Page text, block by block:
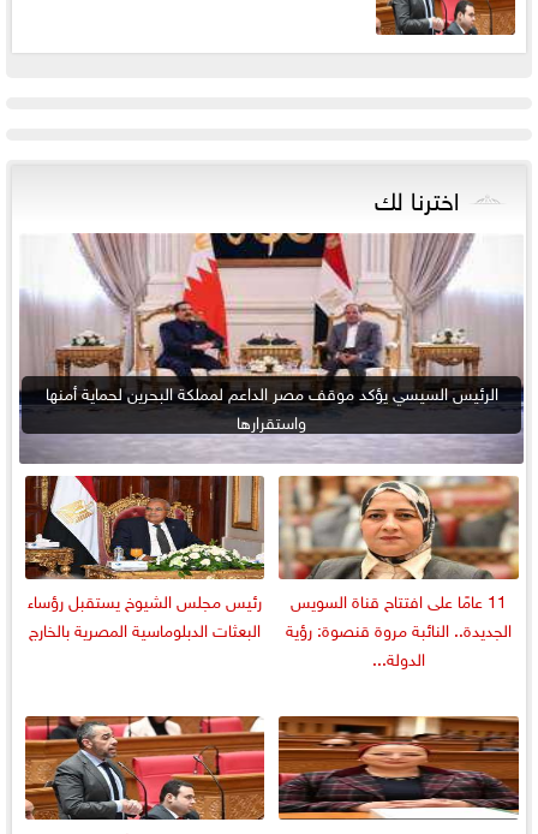
اخترنا لك
الرئيس السيسي يؤكد موقف مصر الداعم لمملكة البحرين لحماية أمنها
واستقرارها
11 عامًا على افتتاح قناة السويس
الجديدة.. النائبة مروة قنصوة: رؤية
الدولة...
رئيس مجلس الشيوخ يستقبل رؤساء
البعثات الدبلوماسية المصرية بالخارج